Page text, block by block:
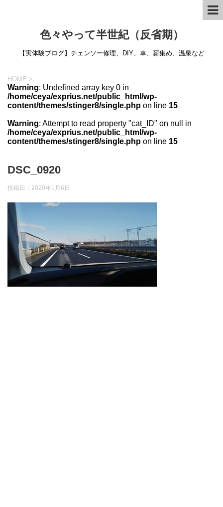
色々やって半世紀（反省期）
【実体験ブログ】チェンソー修理、DIY、車、薪集め、温泉など
HOME >
Warning: Undefined array key 0 in
/home/ceya/exprius.net/public_html/wp-
content/themes/stinger8/single.php on line 15
Warning: Attempt to read property "cat_ID" on null in
/home/ceya/exprius.net/public_html/wp-
content/themes/stinger8/single.php on line 15
DSC_0920
投稿日： 2020年1月6日